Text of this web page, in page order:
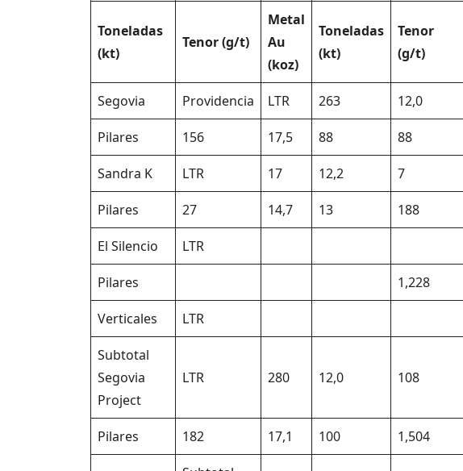
Toneladas
(kt)
Tenor(g/t)
Metal
Au
(koz)
Toneladas
(kt)
Tenor
(g/t)
Segovia Providencia LTR 263 12,0
Pilares 156 17,5 88 88
Sandra K LTR 17 12,2 7
Pilares 27 14,7 13 188
El Silencio LTR
Pilares 1,228
Verticales LTR
Subtotal
Segovia
Project
LTR 280 12,0 108
Pilares 182 17,1 100 1,504